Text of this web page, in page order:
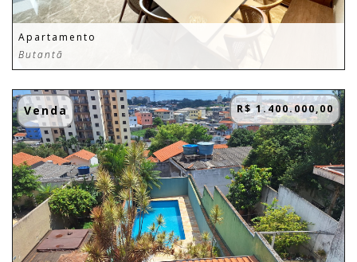
Apartamento
Butantã
Venda R$ 1.400.000,00